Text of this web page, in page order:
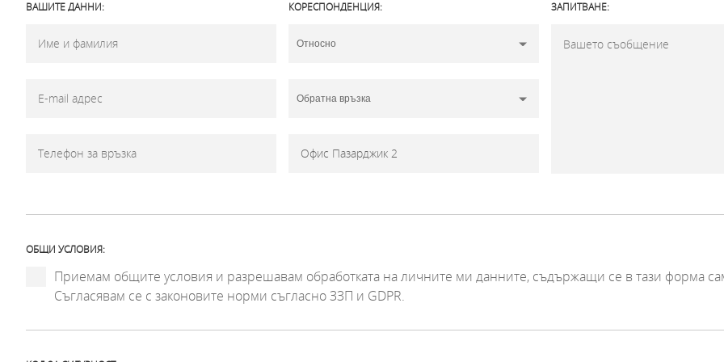
ВАШИТЕ ДАННИ: КОРЕСПОНДЕНЦИЯ: ЗАПИТВАНЕ:
ОБЩИ УСЛОВИЯ:
Приемам общите условия и разрешавам обработката на личните ми данните, съдържащи се в тази форма
Съгласявам се с законовите норми съгласно ЗЗП и GDPR.